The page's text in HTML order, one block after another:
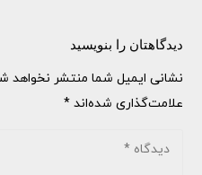
دیدگاهتان را بنویسید
نشانی ایمیل شما منتشر نخواهد
علامت‌گذاری شده‌اند *